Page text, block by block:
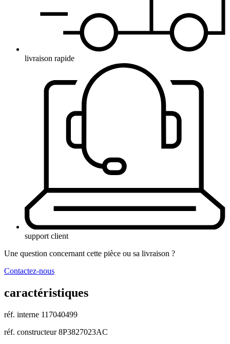
livraison rapide
support client
Une question concernant cette pièce ou sa livraison ?
Contactez-nous
caractéristiques
réf. interne 117040499
réf. constructeur 8P3827023AC